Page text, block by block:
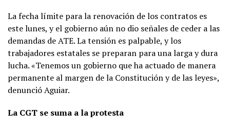
La fecha límite para la renovación de los contratos es
este lunes, y el gobierno aún no dio señales de ceder a las
demandas de ATE. La tensión es palpable, y los
trabajadores estatales se preparan para una larga y dura
lucha. «Tenemos un gobierno que ha actuado de manera
permanente al margen de la Constitución y de las leyes»,
denunció Aguiar.
La CGT se suma a la protesta